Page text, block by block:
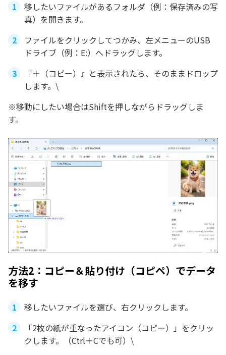
移したいファイルがあるフォルダ（例：保存済みの写
真）を開きます。
ファイルをクリックしてつかみ、左メニューのUSB
ドライブ（例：E:）へドラッグします。
『＋（コピー）』と表示されたら、そのままドロップ
します。\
※移動にしたい場合はShiftを押しながらドラッグしま
す。
方法2：コピー＆貼り付け（コピペ）でデータ
を移す
移したいファイルを選び、右クリックします。
「2枚の紙が重なったアイコン（コピー）」をクリッ
クします。（Ctrl＋Cでも可）\